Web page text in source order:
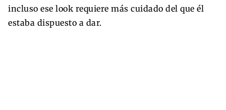
incluso ese look requiere más cuidado del que él
estaba dispuesto a dar.